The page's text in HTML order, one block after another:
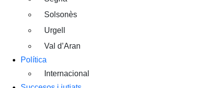
Solsonès
Urgell
Val d’Aran
Política
Internacional